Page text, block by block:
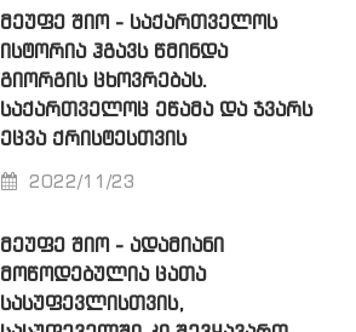
ᲛᲔᲣᲤᲔ ᲨᲘᲝ - ᲡᲐᲥᲐᲠᲗᲕᲔᲚᲝᲡ
ᲘᲡᲢᲝᲠᲘᲐ ᲰᲒᲐᲕᲡ ᲬᲛᲘᲜᲓᲐ
ᲒᲘᲝᲠᲒᲘᲡ ᲪᲮᲝᲕᲠᲔᲑᲐᲡ.
ᲡᲐᲥᲐᲠᲗᲕᲔᲚᲝᲪ ᲔᲬᲐᲛᲐ ᲓᲐ ᲯᲕᲐᲠᲡ
ᲔᲪᲕᲐ ᲥᲠᲘᲡᲢᲔᲡᲗᲕᲘᲡ
2022/11/23
ᲛᲔᲣᲤᲔ ᲨᲘᲝ - ᲐᲓᲐᲛᲘᲐᲜᲘ
ᲛᲝᲬᲝᲓᲔᲑᲣᲚᲘᲐ ᲪᲐᲗᲐ
ᲡᲐᲡᲣᲤᲔᲕᲚᲘᲡᲗᲕᲘᲡ,